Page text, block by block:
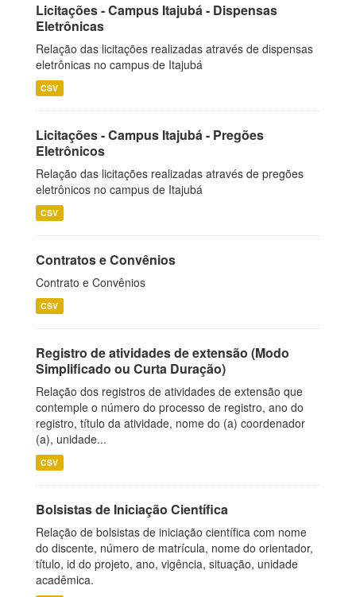
Licitações - Campus Itajubá - Dispensas
Eletrônicas
Relação das licitações realizadas através de dispensas
eletrônicas no campus de Itajubá
CSV
Licitações - Campus Itajubá - Pregões
Eletrônicos
Relação das licitações realizadas através de pregões
eletrônicos no campus de Itajubá
CSV
Contratos e Convênios
Contrato e Convênios
CSV
Registro de atividades de extensão (Modo
Simplificado ou Curta Duração)
Relação dos registros de atividades de extensão que
contemple o número do processo de registro, ano do
registro, título da atividade, nome do (a) coordenador
(a), unidade...
CSV
Bolsistas de Iniciação Científica
Relação de bolsistas de iniciação científica com nome
do discente, número de matrícula, nome do orientador,
título, id do projeto, ano, vigência, situação, unidade
acadêmica.